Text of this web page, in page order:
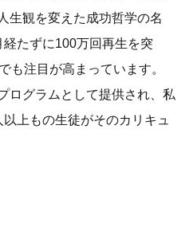
生観を変えた成功哲学の名
たずに100万回再生を突
も注目が高まっています。
ログラムとして提供され、私
上もの生徒がそのカリキュ